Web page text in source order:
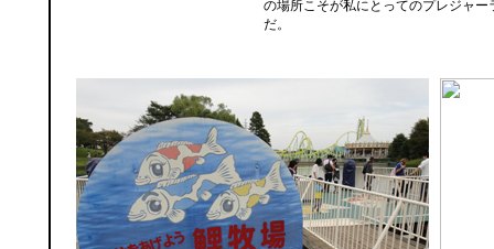
の場所こそが私にとってのプレジャー
だ。